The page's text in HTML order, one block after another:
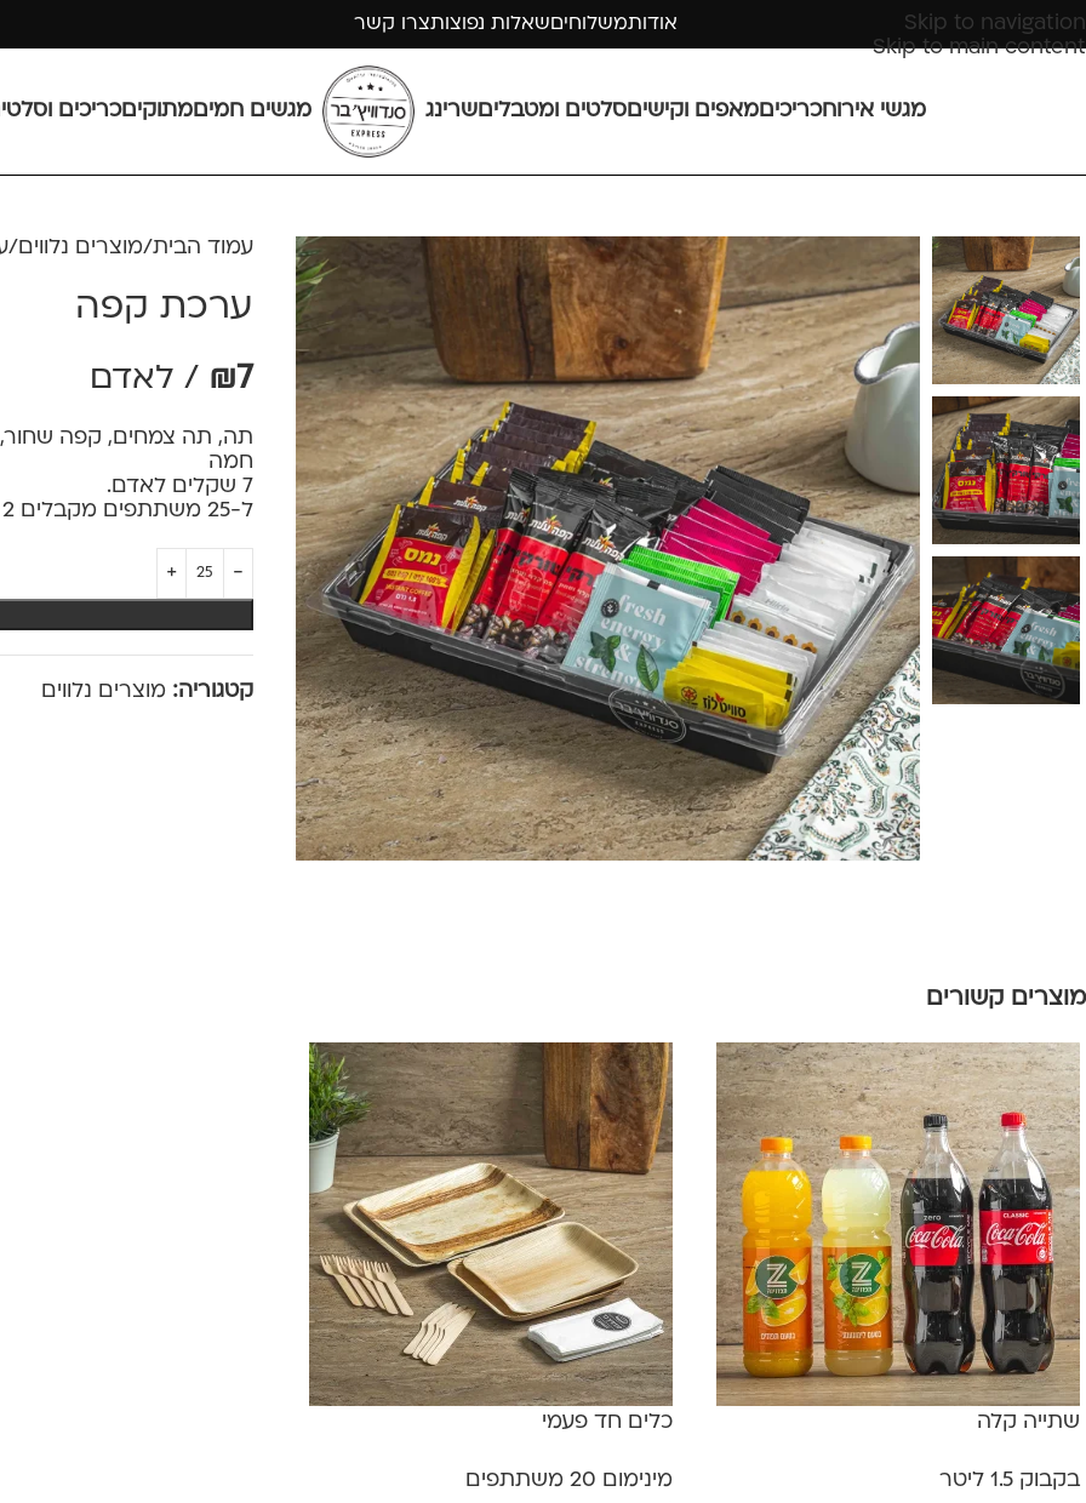
Skip to navigation
Skip to main content
אודותמשלוחיםשאלות נפוצותצרו קשר
מגשי אירוחכריכיםמאפים וקישיםסלטים ומטבליםשרינג מגשים חמיםמתוקיםכריכים
עמוד הבית מוצרים נלווים
ערכת קפה
₪7 / לאדם
תה, תה צמחים, קפה שחור,
חמה
7 שקלים לאדם.
ל-25 משתתפים מקבלים 2 חלב
קטגוריה: מוצרים נלווים
מוצרים קשורים
שתייה קלה
בקבוק 1.5 ליטר
כלים חד פעמי
מינימום 20 משתתפים